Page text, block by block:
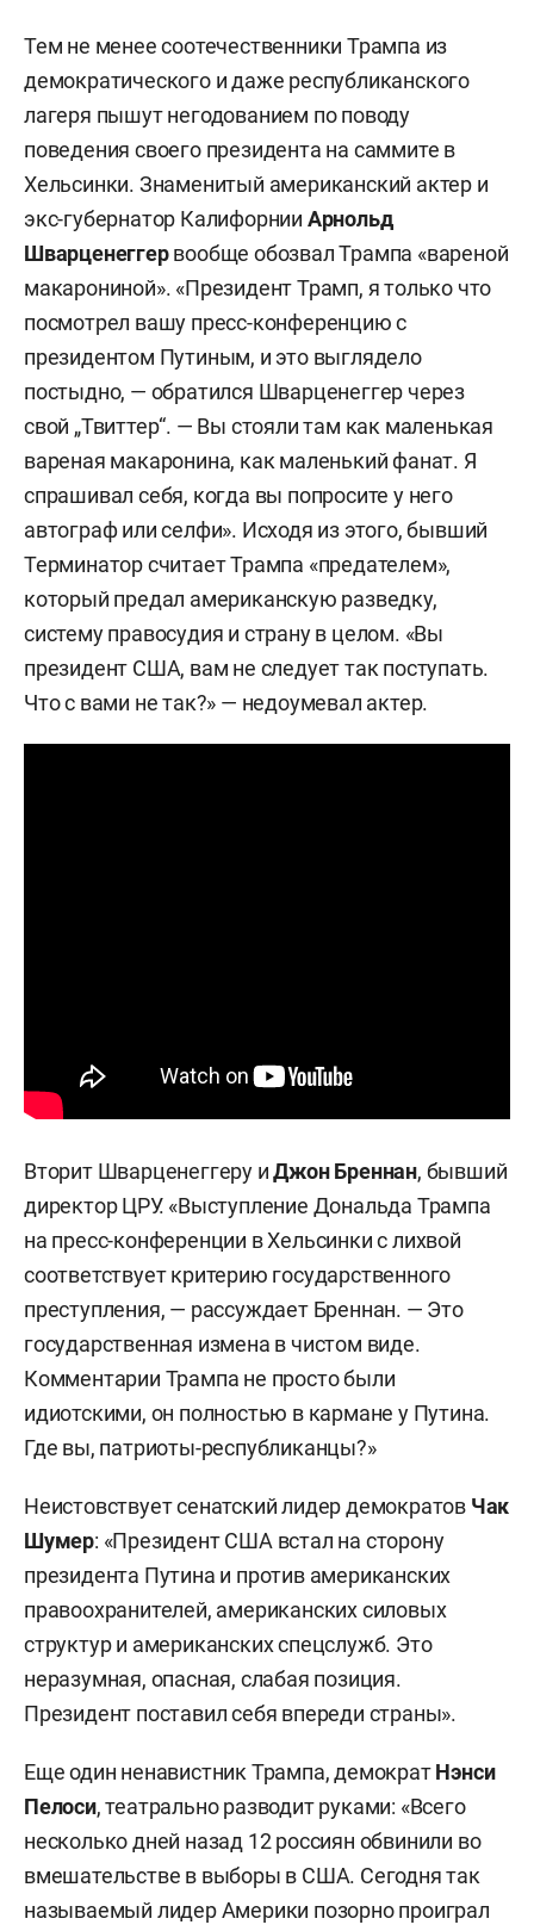
Тем не менее соотечественники Трампа из
демократического и даже республиканского
лагеря пышут негодованием по поводу
поведения своего президента на саммите в
Хельсинки. Знаменитый американский актер и
экс-губернатор Калифорнии Арнольд
Шварценеггервообще обозвал Трампа «вареной
макарониной». «Президент Трамп, я только что
посмотрел вашу пресс-конференцию с
президентом Путиным, и это выглядело
постыдно, — обратился Шварценеггер через
свой „Твиттер“. — Вы стояли там как маленькая
вареная макаронина, как маленький фанат. Я
спрашивал себя, когда вы попросите у него
автограф или селфи». Исходя из этого, бывший
Терминатор считает Трампа «предателем»,
который предал американскую разведку,
систему правосудия и страну в целом. «Вы
президент США, вам не следует так поступать.
Что с вами не так?» — недоумевал актер.
Вторит Шварценеггеру иДжон Бреннан, бывший
директор ЦРУ. «Выступление Дональда Трампа
на пресс-конференции в Хельсинки с лихвой
соответствует критерию государственного
преступления, — рассуждает Бреннан. — Это
государственная измена в чистом виде.
Комментарии Трампа не просто были
идиотскими, он полностью в кармане у Путина.
Где вы, патриоты-республиканцы?»
Неистовствует сенатский лидер демократов Чак
Шумер: «Президент США встал на сторону
президента Путина и против американских
правоохранителей, американских силовых
структур и американских спецслужб. Это
неразумная, опасная, слабая позиция.
Президент поставил себя впереди страны».
Еще один ненавистник Трампа, демократНэнси
Пелоси, театрально разводит руками: «Всего
несколько дней назад 12 россиян обвинили во
вмешательстве в выборы в США. Сегодня так
называемый лидер Америки позорно проиграл